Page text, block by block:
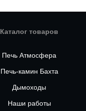
Каталог товаров
Печь Атмосфера
Печь-камин Бахта
Дымоходы
Наши работы